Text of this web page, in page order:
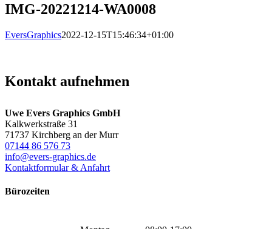
IMG-20221214-WA0008
EversGraphics2022-12-15T15:46:34+01:00
Kontakt aufnehmen
Uwe Evers Graphics GmbH
Kalkwerkstraße 31
71737 Kirchberg an der Murr
07144 86 576 73
info@evers-graphics.de
Kontaktformular & Anfahrt
Bürozeiten